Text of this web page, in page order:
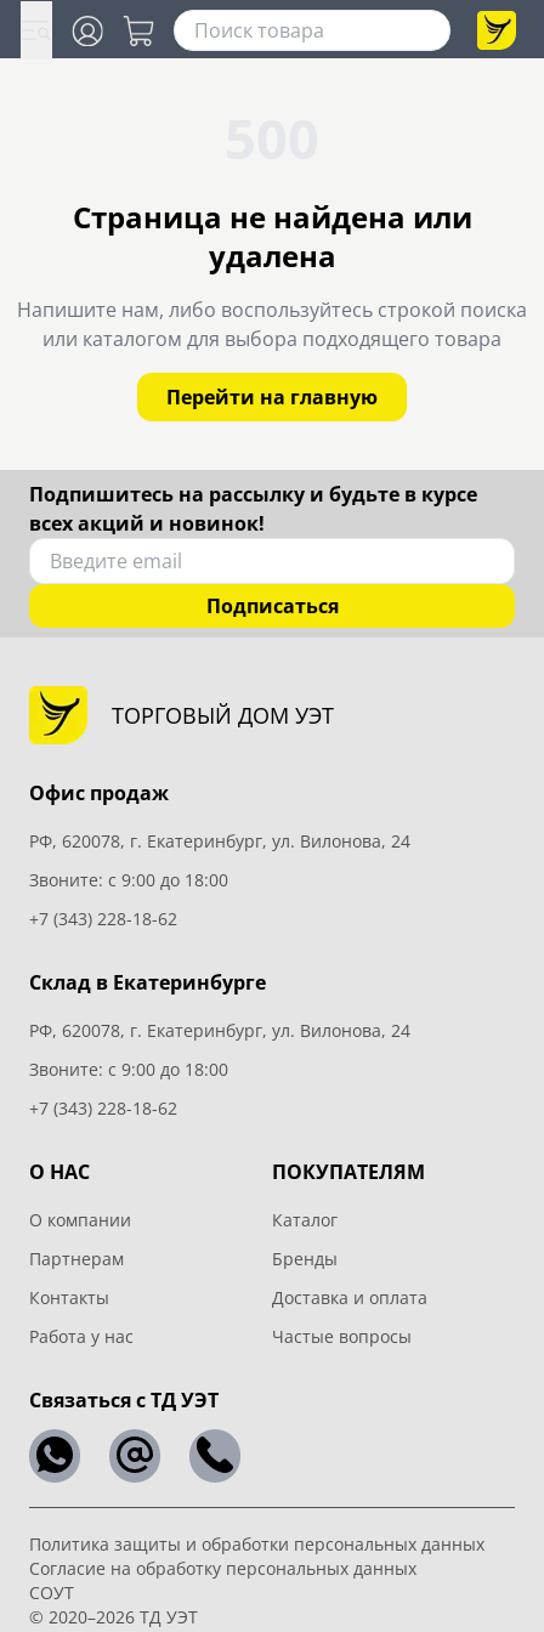
Страница не найдена или
удалена
Напишите нам, либо воспользуйтесь строкой поиска
или каталогом для выбора подходящего товара
Перейти на главную
Подпишитесь на рассылку и будьте в курсе
всех акций и новинок!
Подписаться
ТОРГОВЫЙ ДОМ УЭТ
Офис продаж
РФ, 620078, г. Екатеринбург, ул. Вилонова, 24
Звоните: с 9:00 до 18:00
+7 (343) 228-18-62
Склад в Екатеринбурге
РФ, 620078, г. Екатеринбург, ул. Вилонова, 24
Звоните: с 9:00 до 18:00
+7 (343) 228-18-62
О НАС
О компании
Партнерам
Контакты
Работа у нас
ПОКУПАТЕЛЯМ
Каталог
Бренды
Доставка и оплата
Частые вопросы
Связаться с ТД УЭТ
Политика защиты и обработки персональных данных
Согласие на обработку персональных данных
СОУТ
© 2020–2026 ТД УЭТ